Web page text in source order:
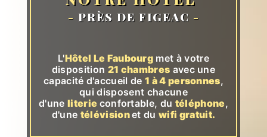
- PRÈS DE FIGEAC -
L'Hôtel Le Faubourg met à votre
disposition 21 chambres avec une
capacité d'accueil de 1 à 4 personnes,
qui disposent chacune
d'une literie confortable, du téléphone,
d'une télévisionet duwifi gratuit.